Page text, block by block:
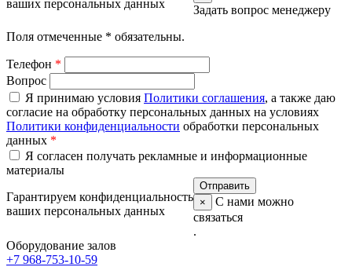
ваших персональных данных
Задать вопрос менеджеру
Поля отмеченные * обязательны.
Телефон *
Вопрос
Я принимаю условия Политики соглашения, а также даю
согласие на обработку персональных данных на условиях
Политики конфиденциальности обработки персональных
данных *
Я согласен получать рекламные и информационные
материалы
Гарантируем конфиденциальность
ваших персональных данных
×
С нами можно
связаться
.
Оборудование залов
+7 968-753-10-59